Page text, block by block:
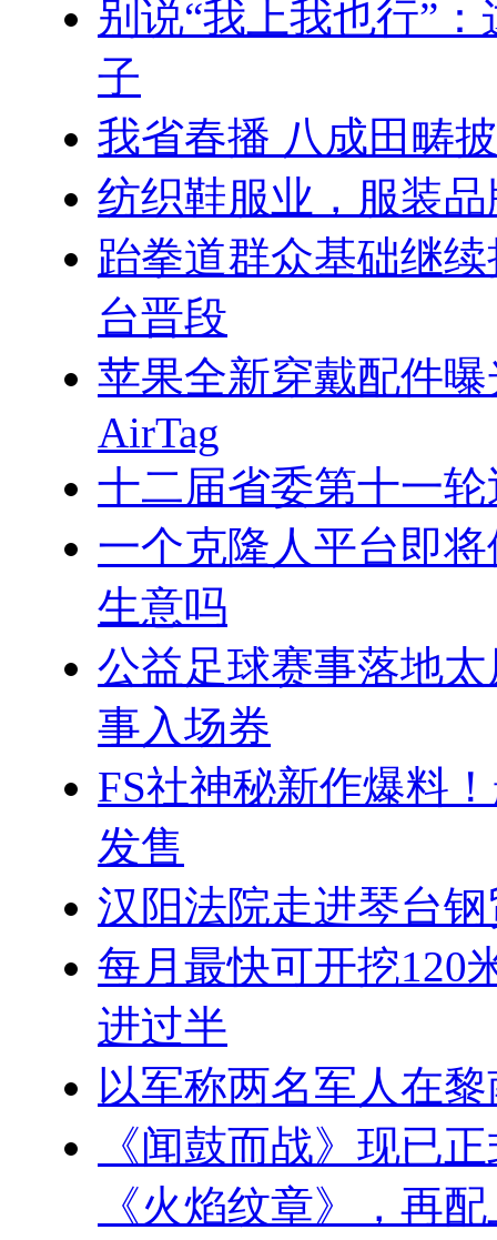
别说“我上我也行”
子
我省春播 八成田畴
纺织鞋服业，服装
跆拳道群众基础继
台晋段
苹果全新穿戴配件
AirTag
十二届省委第十一
一个克隆人平台即
生意吗
公益足球赛事落地
事入场券
FS社神秘新作爆料
发售
汉阳法院走进琴台
每月最快可开挖120
进过半
以军称两名军人在
《闻鼓而战》现已
《火焰纹章》，再